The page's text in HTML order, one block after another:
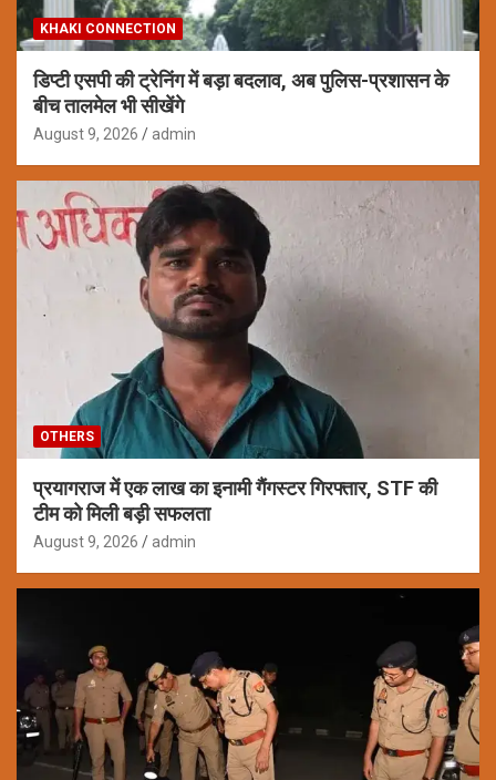
KHAKI CONNECTION
डिप्टी एसपी की ट्रेनिंग में बड़ा बदलाव, अब पुलिस-प्रशासन के
बीच तालमेल भी सीखेंगे
August 9, 2026 admin
OTHERS
प्रयागराज में एक लाख का इनामी गैंगस्टर गिरफ्तार, STF की
टीम को मिली बड़ी सफलता
August 9, 2026 admin